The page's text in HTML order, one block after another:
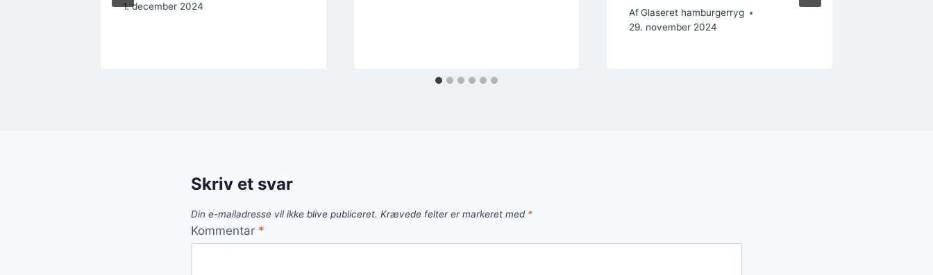
1. december 2024
Af Glaseret hamburgerryg
29. november 2024
Skriv et svar
Din e-mailadresse vil ikke blive publiceret. Krævede felter er markeret med *
Kommentar *